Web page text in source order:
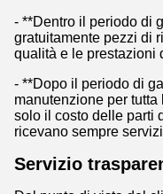
- **Dentro il periodo di
gratuitamente pezzi di
qualità e le prestazioni
- **Dopo il periodo di
manutenzione per
solo il costo delle parti
ricevano sempre
Servizio